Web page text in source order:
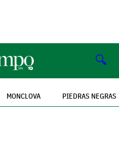
🔍
MONCLOVA PIEDRAS NEGRAS